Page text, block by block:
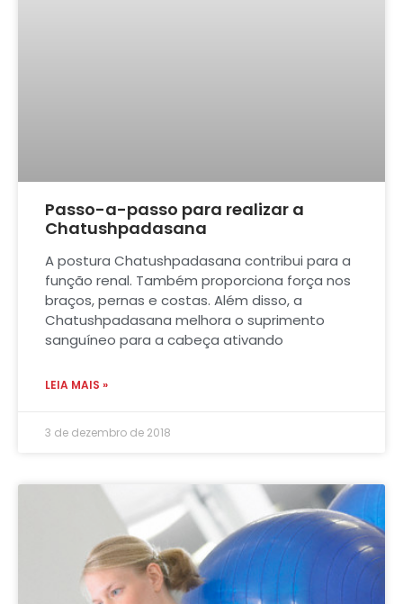
Passo-a-passo para realizar a
Chatushpadasana
A postura Chatushpadasana contribui para a
função renal. Também proporciona força nos
braços, pernas e costas. Além disso, a
Chatushpadasana melhora o suprimento
sanguíneo para a cabeça ativando
LEIA MAIS »
3 de dezembro de 2018